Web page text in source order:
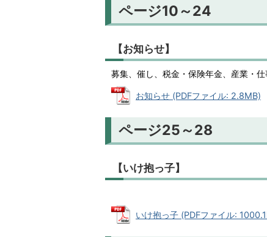
ページ10～24
【お知らせ】
募集、催し、税金・保険年金、産業・
お知らせ (PDFファイル: 2.8MB)
ページ25～28
【いけ抱っ子】
いけ抱っ子 (PDFファイル: